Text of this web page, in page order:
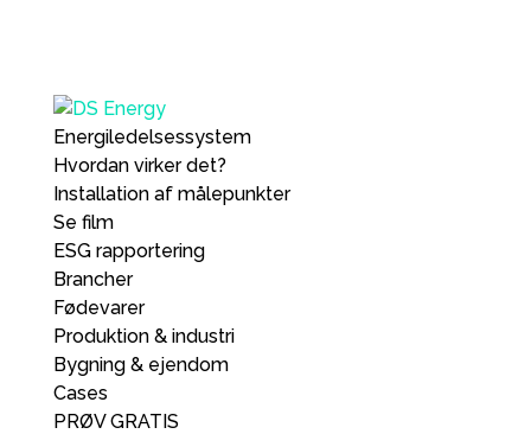
Energiledelsessystem
Hvordan virker det?
Installation af målepunkter
Se film
ESG rapportering
Brancher
Fødevarer
Produktion & industri
Bygning & ejendom
Cases
PRØV GRATIS